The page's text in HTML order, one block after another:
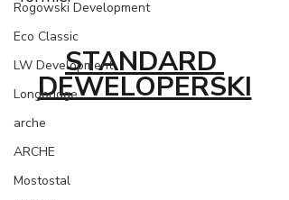
Rogowski Development
Eco Classic
LW Development
Longbridge
arche
ARCHE
Mostostal
STANDARD
DEWELOPERSKI